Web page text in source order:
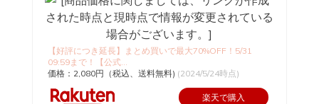
【好評につき延長】まとめ買いで最大70%OFF！5/31
09:59まで！【公式...
価格：2,080円（税込、送料無料) (2024/5/24時点)
楽天で購入